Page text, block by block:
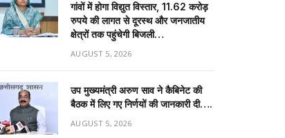
गांवों में होगा विद्युत विस्तार, 11.62 करोड़
रुपये की लागत से दूरस्थ और जनजातीय
क्षेत्रों तक पहुंचेगी बिजली…
AUGUST 5, 2026
उप मुख्यमंत्री अरुण साव ने कैबिनेट की
बैठक में लिए गए निर्णयों की जानकारी दी….
AUGUST 5, 2026